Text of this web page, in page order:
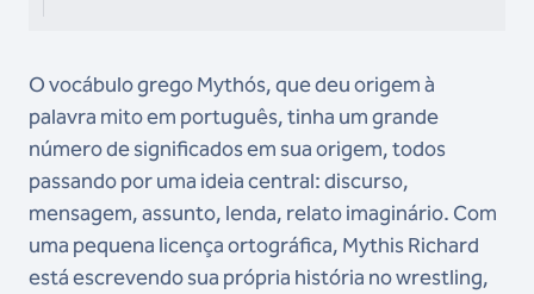
O vocábulo grego Mythós, que deu origem à
palavra mito em português, tinha um grande
número de significados em sua origem, todos
passando por uma ideia central: discurso,
mensagem, assunto, lenda, relato imaginário. Com
uma pequena licença ortográfica, Mythis Richard
está escrevendo sua própria história no wrestling,